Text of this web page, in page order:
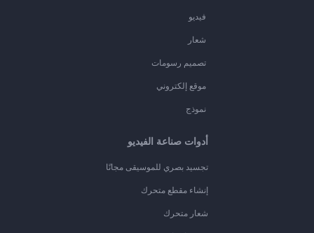
فيديو
شعار
تصميم رسومات
موقع إلكتروني
نموذج
أدوات صناعة الفيديو
تجسيد بصري للموسيقى مجانًا
إنشاء مقطع متحرك
شعار متحرك